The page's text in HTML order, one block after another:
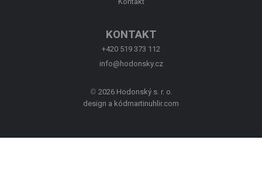
KONTAKT
+420 519 373 112
info@hodonsky.cz
© 2026 Hodonský s. r. o.
design a kód martinuhlir.com